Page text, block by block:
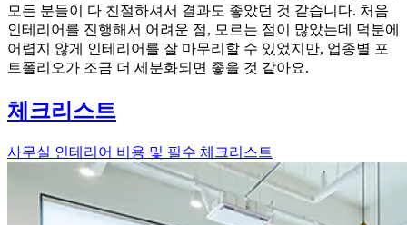
모든 분들이 다 친절하셔서 결과도 좋았던 것 같습니다. 처음
인테리어를 진행해서 어려운 점, 모르는 점이 많았는데 덕분에
어렵지 않게 인테리어를 잘 마무리할 수 있었지만, 업종별 포
트폴리오가 조금 더 세분화되면 좋을 것 같아요.
체크리스트
사무실 인테리어 비용 및 필수 체크리스트